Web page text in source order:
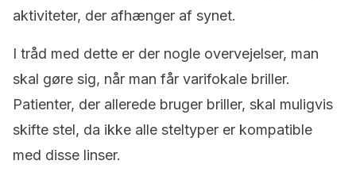
aktiviteter, der afhænger af synet.
I tråd med dette er der nogle overvejelser, man
skal gøre sig, når man får varifokale briller.
Patienter, der allerede bruger briller, skal muligvis
skifte stel, da ikke alle steltyper er kompatible
med disse linser.